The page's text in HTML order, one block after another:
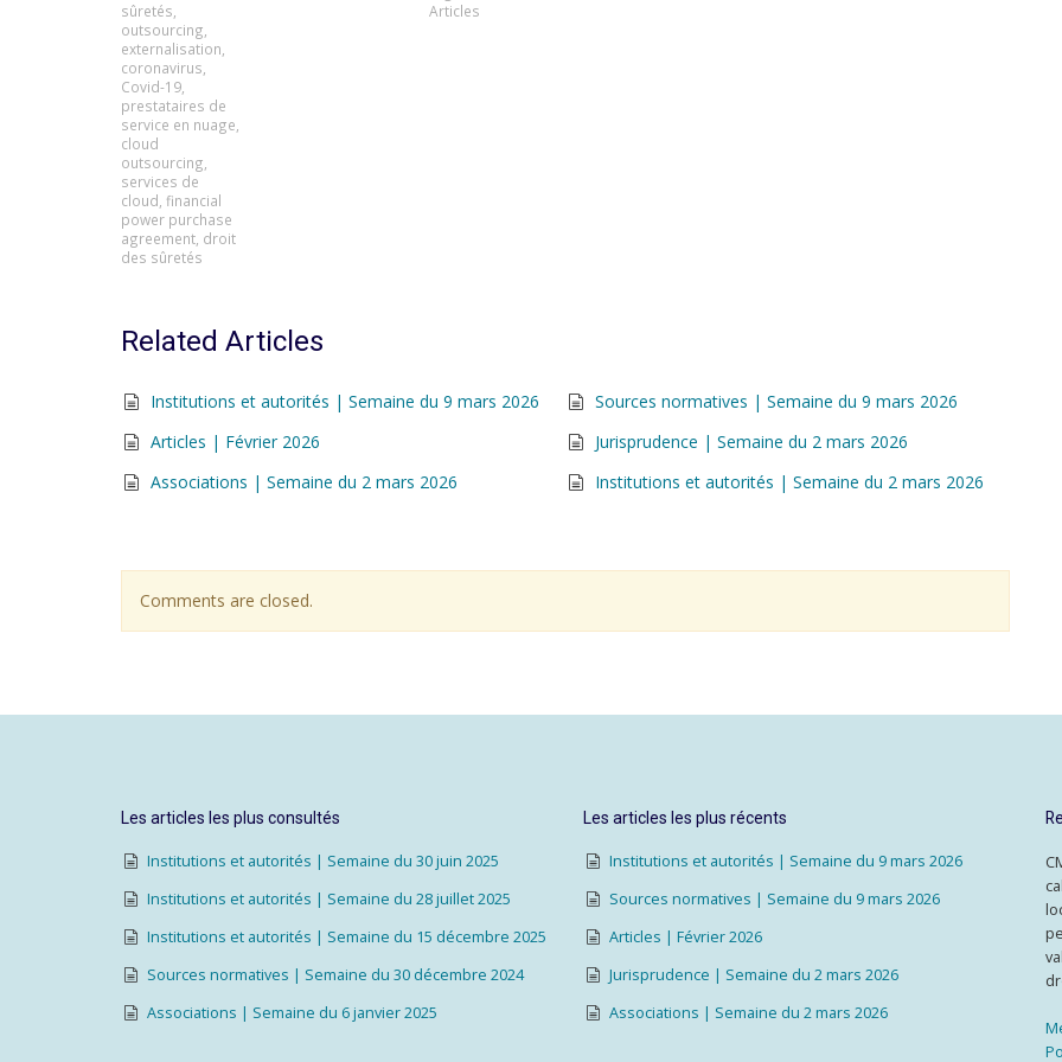
sûretés
outsourcing
externalisation
coronavirus
Covid-19
prestataires de
service en nuage
cloud
outsourcing
services de
cloud financial
power purchase
agreement droit
des sûretés
Articles
Related Articles
Institutions et autorités | Semaine du 9 mars 2026
Sources normatives | Semaine du 9 mars 2026
Articles | Février 2026
Jurisprudence | Semaine du 2 mars 2026
Associations | Semaine du 2 mars 2026
Institutions et autorités | Semaine du 2 mars 2026
Comments are closed.
Les articles les plus consultés
Institutions et autorités | Semaine du 30 juin 2025
Institutions et autorités | Semaine du 28 juillet 2025
Institutions et autorités | Semaine du 15 décembre 2025
Sources normatives | Semaine du 30 décembre 2024
Associations | Semaine du 6 janvier 2025
Les articles les plus récents
Institutions et autorités | Semaine du 9 mars 2026
Sources normatives | Semaine du 9 mars 2026
Articles | Février 2026
Jurisprudence | Semaine du 2 mars 2026
Associations | Semaine du 2 mars 2026